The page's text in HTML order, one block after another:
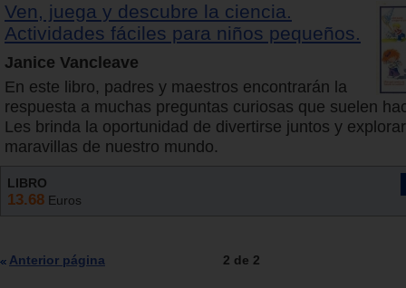
Ven, juega y descubre la ciencia.
Actividades fáciles para niños pequeños.
Janice Vancleave
En este libro, padres y maestros encontrarán la
respuesta a muchas preguntas curiosas que suelen
Les brinda la oportunidad de divertirse juntos y
maravillas de nuestro mundo.
LIBRO
13.68 Euros
Anterior página 2 de 2